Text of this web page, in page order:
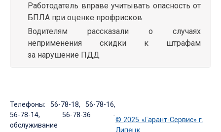
Работодатель вправе учитывать опасность от
БПЛА при оценке профрисков
Водителям рассказали о случаях
неприменения скидки к штрафам
за нарушение ПДД
Телефоны: 56-78-18, 56-78-16,
56-78-14, 56-78-36 -
обслуживание
© 2025 «Гарант-Сервис» г.
Липецк